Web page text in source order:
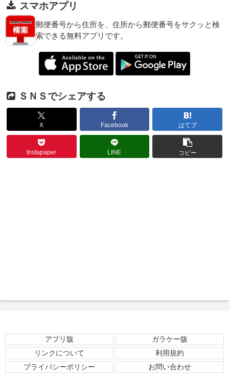
スマホアプリ
郵便番号から住所を、住所から郵便番号をサクッと検
索できる無料アプリです。
ＳＮＳでシェアする
X Facebook はてブ
Instapaper LINE コピー
アプリ版
ガラケー版
リンクについて
利用規約
プライバシーポリシー
お問い合わせ